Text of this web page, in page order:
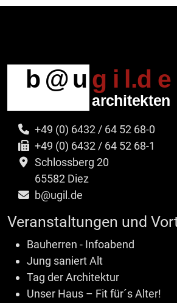
+49 (0) 6432 / 64 52 68-0
+49 (0) 6432 / 64 52 68-1
Schlossberg 20
65582 Diez
b@ugil.de
Veranstaltungen und
Bauherren - Infoabend
Jung saniert Alt
Tag der Architektur
Unser Haus – Fit für´s Alter!